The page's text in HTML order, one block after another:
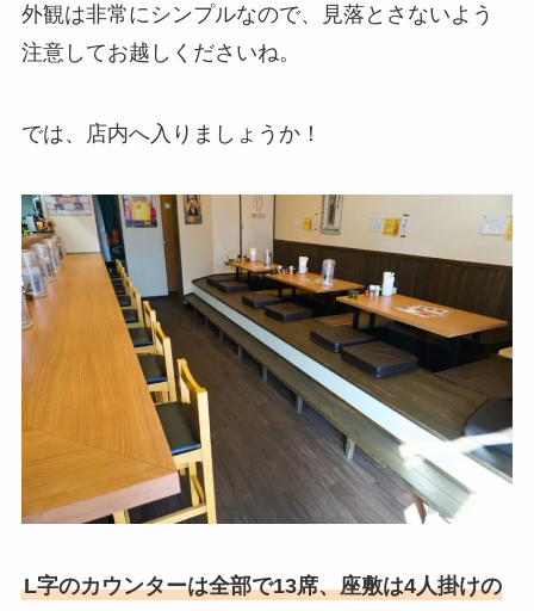
外観は非常にシンプルなので、見落とさないよう
注意してお越しくださいね。
では、店内へ入りましょうか！
L字のカウンターは全部で13席、座敷は4人掛けの